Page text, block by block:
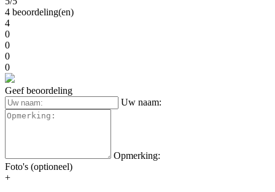
4 beoordeling(en)
4
0
0
0
0
Geef beoordeling
Uw naam:
Opmerking:
Foto's (optioneel)
+